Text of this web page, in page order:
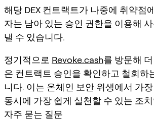
해당 DEX 컨트랙트가 나중에 취약점
자는 남아 있는 승인 권한을 이용해
낼 수 있습니다.
정기적으로 Revoke.cash를 방문해
은 컨트랙트 승인을 확인하고 철회하
니다. 이는 온체인 보안 위생에서 가
동시에 가장 쉽게 실천할 수 있는 조
자주 묻는 질문